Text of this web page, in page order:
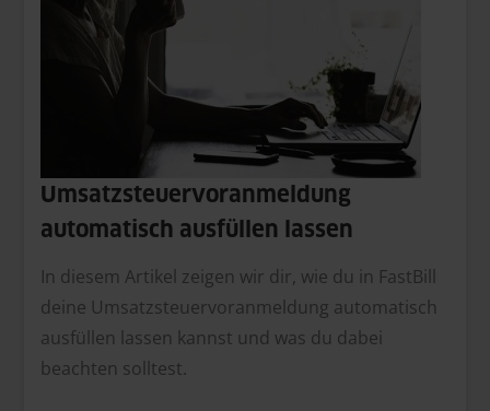
Umsatzsteuervoranmeldung
automatisch ausfüllen lassen
In diesem Artikel zeigen wir dir, wie du in FastBill
deine Umsatzsteuervoranmeldung automatisch
ausfüllen lassen kannst und was du dabei
beachten solltest.